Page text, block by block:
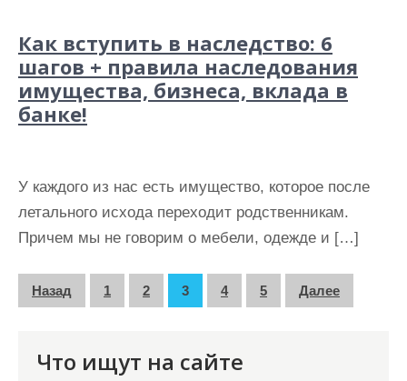
Как вступить в наследство: 6
шагов + правила наследования
имущества, бизнеса, вклада в
банке!
У каждого из нас есть имущество, которое после
летального исхода переходит родственникам.
Причем мы не говорим о мебели, одежде и […]
ПНазад 1 2 3 4 5 Далее
Что ищут на сайте